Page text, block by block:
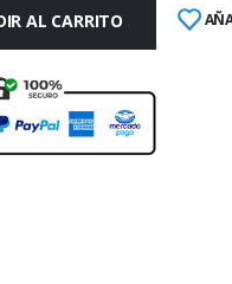
AL CARRITO